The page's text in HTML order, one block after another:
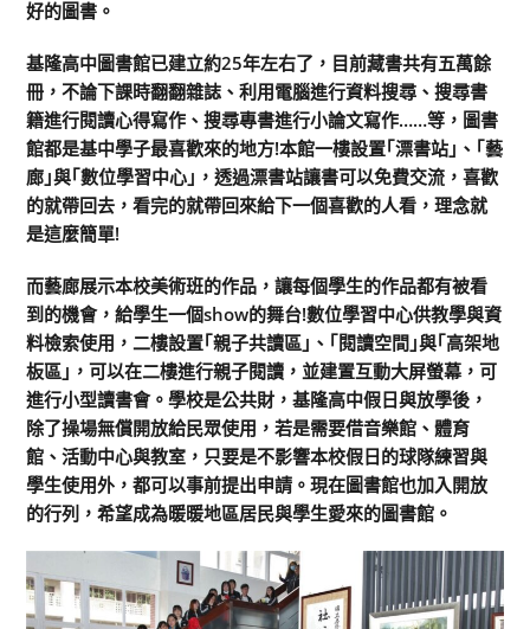
好的圖書。
基隆高中圖書館已建立約25年左右了，目前藏書共有五萬餘
冊，不論下課時翻翻雜誌、利用電腦進行資料搜尋、搜尋書
籍進行閱讀心得寫作、搜尋專書進行小論文寫作……等，圖書
館都是基中學子最喜歡來的地方!本館一樓設置｢漂書站｣、｢藝
廊｣與｢數位學習中心｣，透過漂書站讓書可以免費交流，喜歡
的就帶回去，看完的就帶回來給下一個喜歡的人看，理念就
是這麼簡單!
而藝廊展示本校美術班的作品，讓每個學生的作品都有被看
到的機會，給學生一個show的舞台!數位學習中心供教學與資
料檢索使用，二樓設置｢親子共讀區｣、｢閱讀空間｣與｢高架地
板區｣，可以在二樓進行親子閱讀，並建置互動大屏螢幕，可
進行小型讀書會。學校是公共財，基隆高中假日與放學後，
除了操場無償開放給民眾使用，若是需要借音樂館、體育
館、活動中心與教室，只要是不影響本校假日的球隊練習與
學生使用外，都可以事前提出申請。現在圖書館也加入開放
的行列，希望成為暖暖地區居民與學生愛來的圖書館。